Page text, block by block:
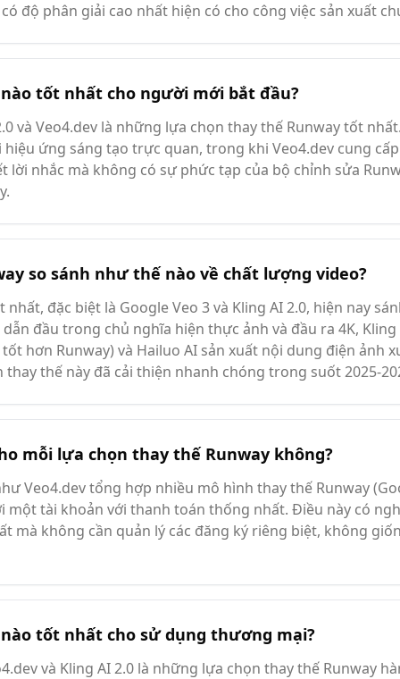
độ phân giải cao nhất hiện có cho công việc sản xuất
tốt nhất cho người mới bắt đầu?
và Veo4.dev là những lựa chọn thay thế Runway tốt
hiệu ứng sáng tạo trực quan, trong khi Veo4.dev cung
lời nhắc mà không có sự phức tạp của bộ chỉnh sửa
so sánh như thế nào về chất lượng video?
đặc biệt là Google Veo 3 và Kling AI 2.0, hiện nay
đầu trong chủ nghĩa hiện thực ảnh và đầu ra 4K,
hơn Runway) và Hailuo AI sản xuất nội dung điện ảnh
thay thế này đã cải thiện nhanh chóng trong suốt 2025-
mỗi lựa chọn thay thế Runway không?
Veo4.dev tổng hợp nhiều mô hình thay thế Runway
một tài khoản với thanh toán thống nhất. Điều này có
mà không cần quản lý các đăng ký riêng biệt, không
tốt nhất cho sử dụng thương mại?
và Kling AI 2.0 là những lựa chọn thay thế Runway